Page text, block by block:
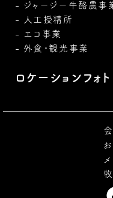
ジャージー牛酪農事
人工授精所
エコ事業
外食・観光事業
ロケーションフォト